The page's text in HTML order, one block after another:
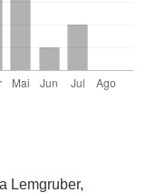
Lemgruber,